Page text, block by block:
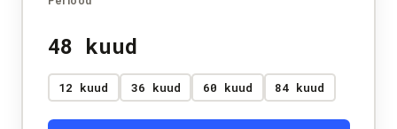
48 kuud
12 kuud 36 kuud 60 kuud 84 kuud